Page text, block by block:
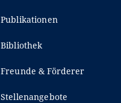
Publikationen
Bibliothek
Freunde & Förderer
Stellenangebote